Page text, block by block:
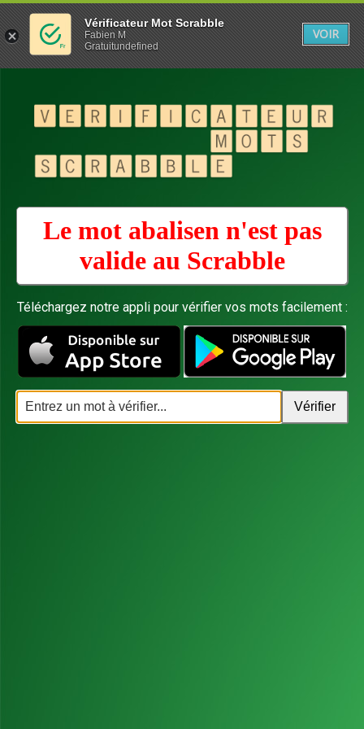
Le mot abalisen n'est pas
valide au Scrabble
Téléchargez notre appli pour vérifier vos mots facilement :
Vérificateur Mot Scrabble
Fabien M
Gratuitundefined
VOIR